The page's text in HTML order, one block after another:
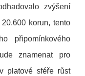
zvýšení
korun, tento
připomínkového
znamenat pro
platové sféře růst